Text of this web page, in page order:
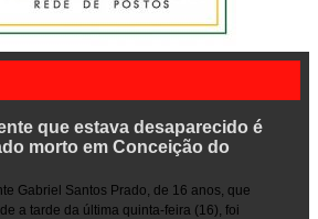
que estava desaparecido é
morto em Conceição do
Gabriel Santos Prado, de 16 anos, que
a tarde da última quinta-feira (16), foi